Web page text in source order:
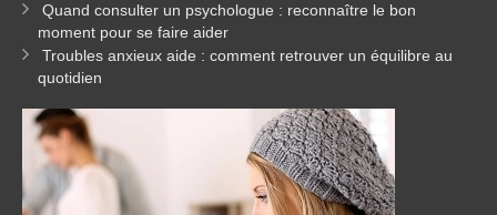
Quand consulter un psychologue : reconnaître le bon
moment pour se faire aider
Troubles anxieux aide : comment retrouver un équilibre au
quotidien